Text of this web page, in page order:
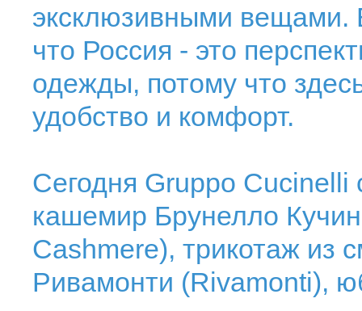
эксклюзивными вещами.
что Россия - это
одежды, потому что
удобство и комфорт.
Сегодня Gruppo
кашемир Брунелло
Cashmere), трикотаж из
Ривамонти (Rivamonti),